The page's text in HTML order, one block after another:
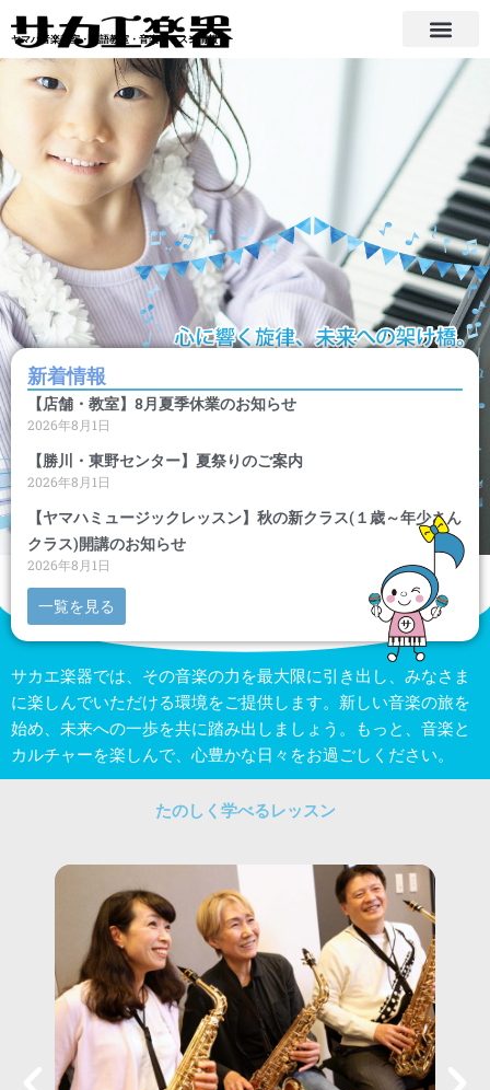
容
を
プ
ヤマハ音楽教室・英語教室・音楽レッスン情報
新着情報
【店舗・教室】8月夏季休業のお知らせ
2026年8月1日
【勝川・東野センター】夏祭りのご案内
2026年8月1日
【ヤマハミュージックレッスン】秋の新クラス(１歳～年少さん
クラス)開講のお知らせ
2026年8月1日
一覧を見る
サカエ楽器では、その音楽の力を最大限に引き出し、みなさま
に楽しんでいただける環境をご提供します。新しい音楽の旅を
始め、未来への一歩を共に踏み出しましょう。もっと、音楽と
カルチャーを楽しんで、心豊かな日々をお過ごしください。
たのしく学べるレッスン